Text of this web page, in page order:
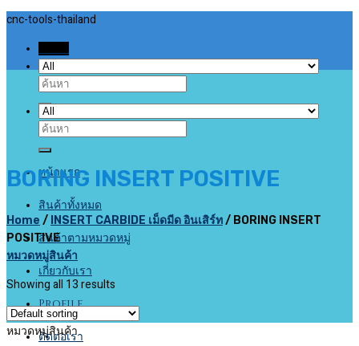
Skip
content
cnc-tools-thailand
Search
for:
Search
for:
หน้าแรก
สินค้าทั้งหมด
สินค้าตามหมวดหมู่
เกี่ยวกับเรา
Profile
ติดต่อเรา
BORING INSERT POSITIVE
Home / INSERT CARBIDE เม็ดมีด อินเสิร์ท/ BORING INSERT
POSITIVE
หมวดหมู่สินค้า
Showing all 13 results
หมวดหมู่สินค้า